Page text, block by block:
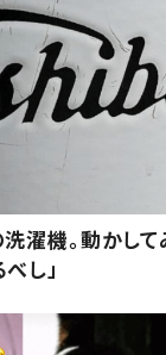
濯機。動かして
し」